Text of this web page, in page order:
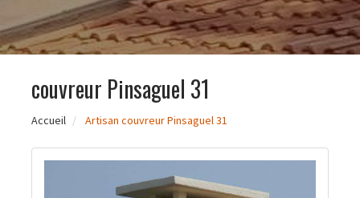
couvreur Pinsaguel 31
Accueil Artisan couvreur Pinsaguel 31